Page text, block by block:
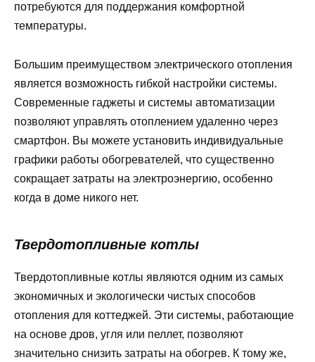
потребуются для поддержания комфортной
температуры.
Большим преимуществом электрического отопления
является возможность гибкой настройки системы.
Современные гаджеты и системы автоматизации
позволяют управлять отоплением удаленно через
смартфон. Вы можете установить индивидуальные
графики работы обогревателей, что существенно
сокращает затраты на электроэнергию, особенно
когда в доме никого нет.
Твердотопливные котлы
Твердотопливные котлы являются одним из самых
экономичных и экологически чистых способов
отопления для коттеджей. Эти системы, работающие
на основе дров, угля или пеллет, позволяют
значительно снизить затраты на обогрев. К тому же,